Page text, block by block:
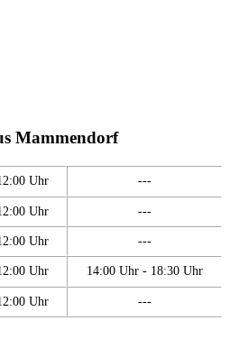
Mammendorf
Uhr ---
Uhr ---
Uhr ---
Uhr 14:00 Uhr - 18:30 Uhr
Uhr ---